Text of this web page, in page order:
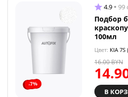
-7%
4.9 99
Подбор
100мл
Цвет: KIA 7S
16.00BYN
В